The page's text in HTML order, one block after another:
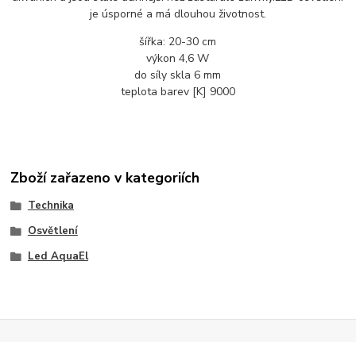
je úsporné a má dlouhou životnost.
šířka: 20-30 cm
výkon 4,6 W
do síly skla 6 mm
teplota barev [K] 9000
Zboží zařazeno v kategoriích
Technika
Osvětlení
Led AquaEl